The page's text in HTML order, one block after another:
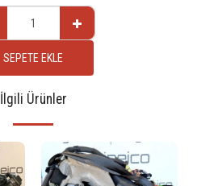
SEPETE EKLE
İlgili Ürünler